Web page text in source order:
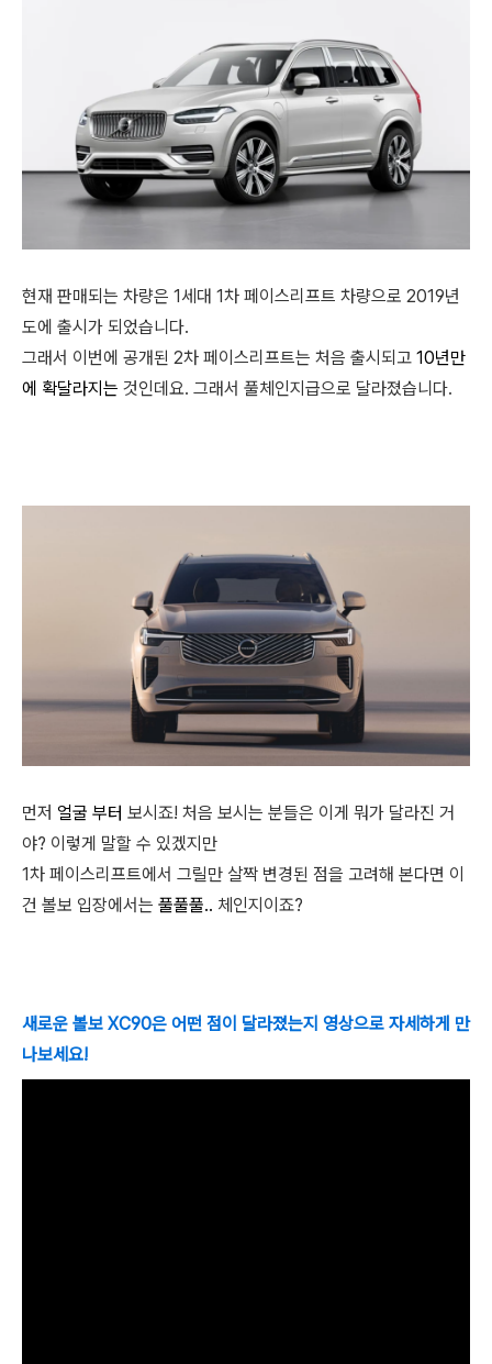
현재 판매되는 차량은 1세대 1차 페이스리프트 차량으로 2019년
도에 출시가 되었습니다.
그래서 이번에 공개된 2차 페이스리프트는 처음 출시되고 10년만
에 확달라지는 것인데요. 그래서 풀체인지급으로 달라졌습니다.
먼저 얼굴 부터 보시죠! 처음 보시는 분들은 이게 뭐가 달라진 거
야? 이렇게 말할 수 있겠지만
1차 페이스리프트에서 그릴만 살짝 변경된 점을 고려해 본다면 이
건 볼보 입장에서는 풀풀풀.. 체인지이죠?
새로운 볼보 XC90은 어떤 점이 달라졌는지 영상으로 자세하게 만
나보세요!